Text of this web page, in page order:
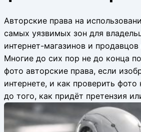
Авторские права на
самых уязвимых зон для
интернет-магазинов и
Многие до сих пор не до конца
фото авторские права, если
интернете, и как проверить фото
до того, как придёт претензия